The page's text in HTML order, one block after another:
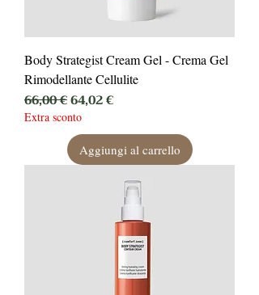
Body Strategist Cream Gel - Crema Gel
Rimodellante Cellulite
Prezzo regolare
66,00 €Prezzo scontato
64,02 €
Extra sconto
Aggiungi al carrello